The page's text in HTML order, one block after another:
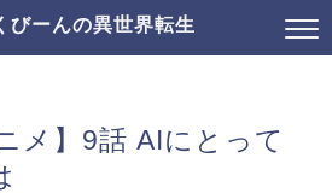
びーんの異世界転生
メ】9話 AIにとって